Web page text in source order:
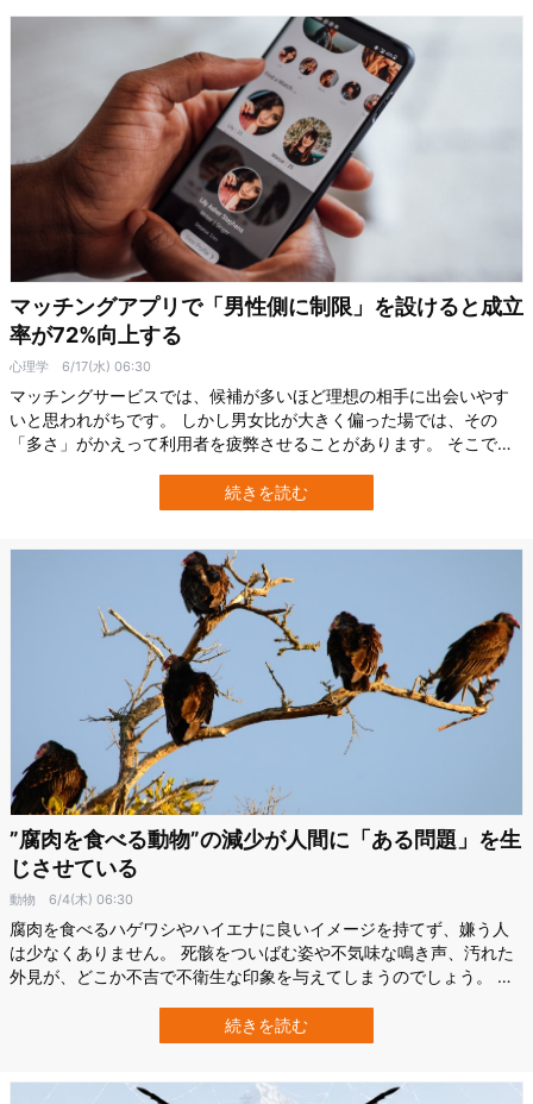
マッチングアプリで「男性側に制限」を設けると成立
率が72%向上する
心理学 6/17(水) 06:30
マッチングサービスでは、候補が多いほど理想の相手に出会いやす
いと思われがちです。 しかし男女比が大きく偏った場では、その
「多さ」がかえって利用者を疲弊させることがあります。 そこで米
制限を設けたところ、受け取った関心表明がマッチにつながる効率
は72%改善しました。 この研究は2026年5月15日付の『SSRN』で
続きを読む
”腐肉を食べる動物”の減少が人間に「ある問題」を生
じさせている
動物 6/4(木) 06:30
腐肉を食べるハゲワシやハイエナに良いイメージを持てず、嫌う人
は少なくありません。 死骸をついばむ姿や不気味な鳴き声、汚れた
外見が、どこか不吉で不衛生な印象を与えてしまうのでしょう。 し
るのです。 アメリカのスタンフォード大学（Stanford University）
を中心とした国際研究チームは、腐肉食動物（スカベンジャー）の
続きを読む